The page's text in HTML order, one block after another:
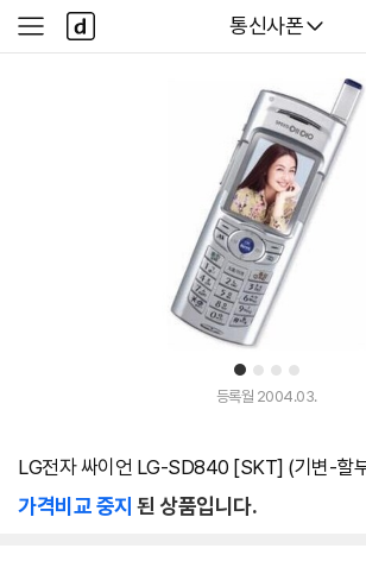
다나와
통신사폰
사
이
다
나
와
1 2 3 4
등록월 2004.03.
LG전자 싸이언 LG-SD840 [SKT] (기변-할
가격비교 중지 된 상품입니다.